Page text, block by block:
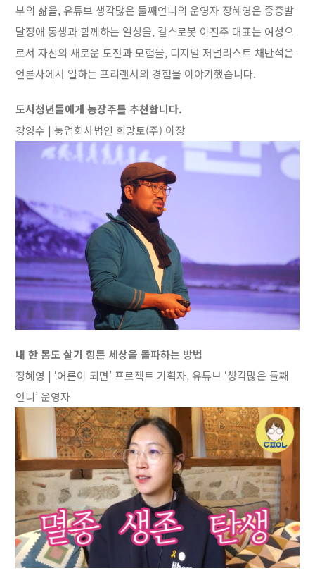
부의 삶을, 유튜브 생각많은 둘째언니의 운영자 장혜영은 중증발
달장애 동생과 함께하는 일상을, 걸스로봇 이진주 대표는 여성으
로서 자신의 새로운 도전과 모험을, 디지털 저널리스트 채반석은
언론사에서 일하는 프리랜서의 경험을 이야기했습니다.
도시청년들에게 농장주를 추천합니다.
강영수 | 농업회사법인 희망토(주) 이장
내 한 몸도 살기 힘든 세상을 돌파하는 방법
장혜영 | ‘어른이 되면’ 프로젝트 기획자, 유튜브 ‘생각많은 둘째
언니’ 운영자